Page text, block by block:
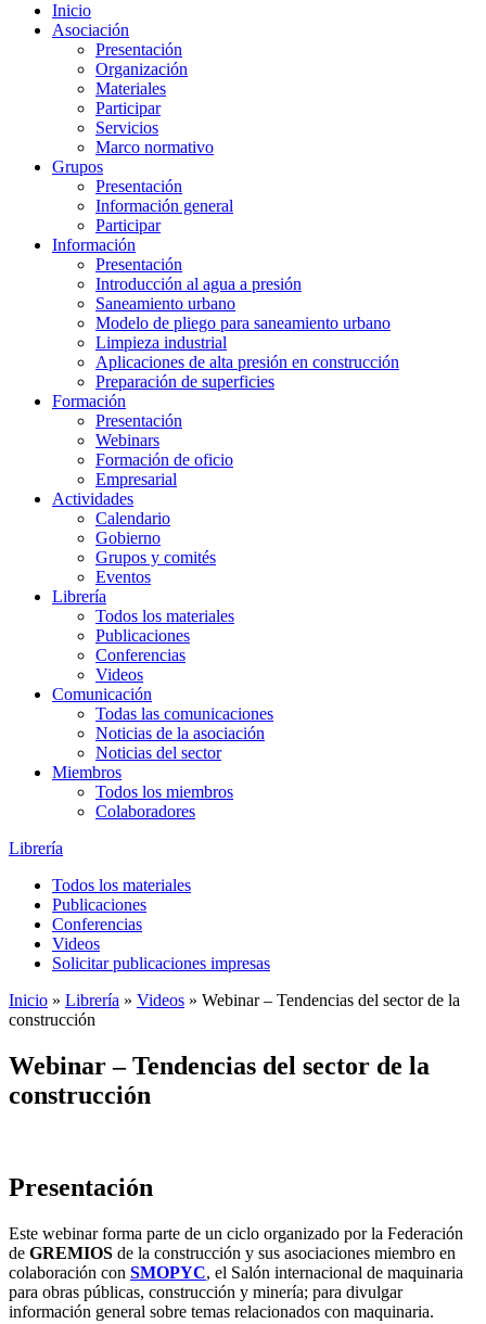
Inicio
Asociación
Presentación
Organización
Materiales
Participar
Servicios
Marco normativo
Grupos
Presentación
Información general
Participar
Información
Presentación
Introducción al agua a presión
Saneamiento urbano
Modelo de pliego para saneamiento urbano
Limpieza industrial
Aplicaciones de alta presión en construcción
Preparación de superficies
Formación
Presentación
Webinars
Formación de oficio
Empresarial
Actividades
Calendario
Gobierno
Grupos y comités
Eventos
Librería
Todos los materiales
Publicaciones
Conferencias
Videos
Comunicación
Todas las comunicaciones
Noticias de la asociación
Noticias del sector
Miembros
Todos los miembros
Colaboradores
Librería
Todos los materiales
Publicaciones
Conferencias
Videos
Solicitar publicaciones impresas
Inicio » Librería » Videos » Webinar – Tendencias del sector de la
construcción
Webinar – Tendencias del sector de la
construcción
Presentación
Este webinar forma parte de un ciclo organizado por la Federación
de GREMIOS de la construcción y sus asociaciones miembro en
colaboración con SMOPYC, el Salón internacional de maquinaria
para obras públicas, construcción y minería; para divulgar
información general sobre temas relacionados con maquinaria.